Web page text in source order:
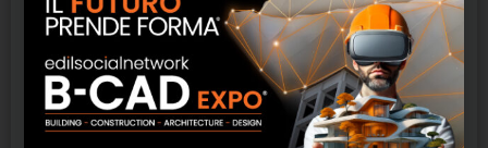
Martello da muratore M